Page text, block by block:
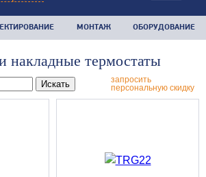
МОНТАЖ ОБОРУДОВАНИЕ
накладные термостаты
Искать
запросить
персональную скидку